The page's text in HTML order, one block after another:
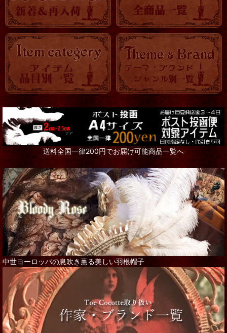
送料全国一律200円でお届け可能商品一覧へ
中世ヨーロッパの息吹き薫る美しい羽根帽子